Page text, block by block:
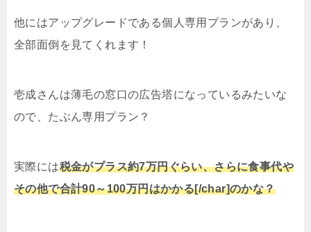
他にはアップグレードである個人専用プランがあり、
全部面倒を見てくれます！
壱成さんは薄毛の窓口の広告塔になっているみたいな
ので、たぶん専用プラン？
実際には税金がプラス約7万円ぐらい、さらに食事代や
その他で合計90～100万円はかかる[/char]のかな？